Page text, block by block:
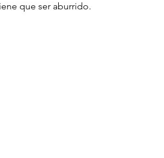
que ser aburrido.